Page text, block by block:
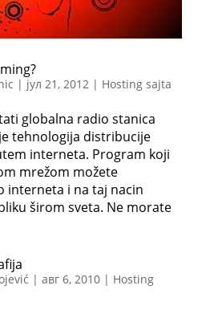
| јул 21, 2012| Hosting sajta
globalna radio stanica
tehnologija distribucije
interneta. Program koji
mrežom možete
interneta i na taj nacin
širom sveta. Ne morate
| авг 6, 2010| Hosting